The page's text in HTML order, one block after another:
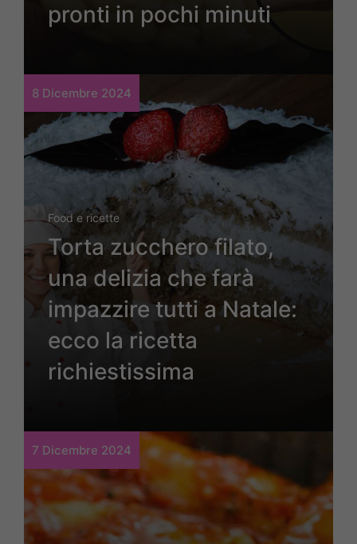
pronti in pochi minuti
8 Dicembre 2024
Food e ricette
Torta zucchero filato,
una delizia che farà
impazzire tutti a Natale:
ecco la ricetta
richiestissima
7 Dicembre 2024